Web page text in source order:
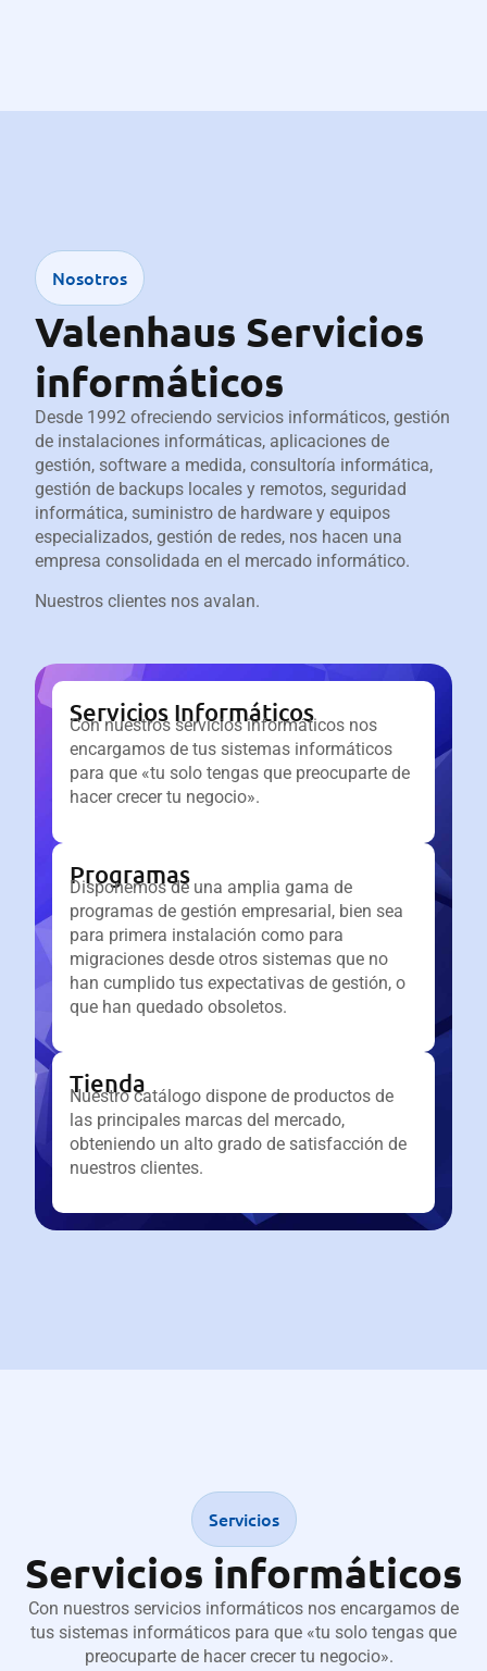
Servicios Informáticos
Con nuestros servicios informáticos nos
encargamos de tus sistemas informáticos
para que «tu solo tengas que preocuparte de
hacer crecer tu negocio».
Programas
Disponemos de una amplia gama de
programas de gestión empresarial, bien sea
para primera instalación como para
migraciones desde otros sistemas que no
han cumplido tus expectativas de gestión, o
que han quedado obsoletos.
Tienda
Nuestro catálogo dispone de productos de
las principales marcas del mercado,
obteniendo un alto grado de satisfacción de
nuestros clientes.
Nosotros
Valenhaus Servicios
informáticos
Desde 1992 ofreciendo servicios informáticos, gestión
de instalaciones informáticas, aplicaciones de
gestión, software a medida, consultoría informática,
gestión de backups locales y remotos, seguridad
informática, suministro de hardware y equipos
especializados, gestión de redes, nos hacen una
empresa consolidada en el mercado informático.
Nuestros clientes nos avalan.
Servicios
Servicios informáticos
Con nuestros servicios informáticos nos encargamos de
tus sistemas informáticos para que «tu solo tengas que
preocuparte de hacer crecer tu negocio».